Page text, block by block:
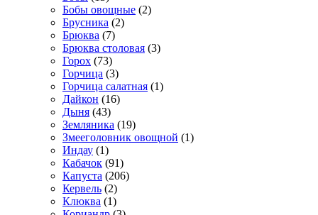
Бобы овощные (2)
Брусника (2)
Брюква (7)
Брюква столовая (3)
Горох (73)
Горчица (3)
Горчица салатная (1)
Дайкон (16)
Дыня (43)
Земляника (19)
Змееголовник овощной (1)
Индау (1)
Кабачок (91)
Капуста (206)
Кервель (2)
Клюква (1)